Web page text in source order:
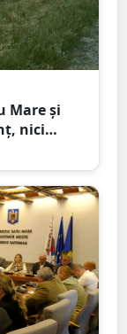
Mare și
nici